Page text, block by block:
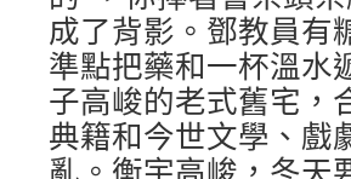
成了背影。鄧教員有
準點把藥和一杯溫水
子高峻的老式舊宅，
典籍和今世文學、戲
亂。衡宇高峻，冬天